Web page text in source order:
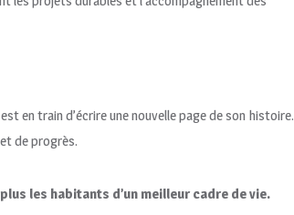
en train d’écrire une nouvelle page de son histoire.
de progrès.
les habitants d’un meilleur cadre de vie.